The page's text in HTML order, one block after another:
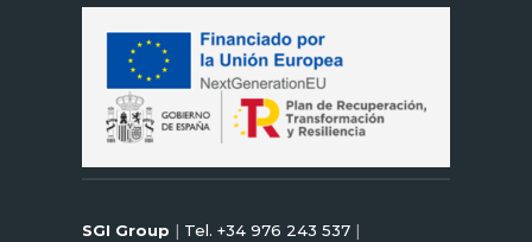
SGI Group | Tel. +34 976 243 537 |